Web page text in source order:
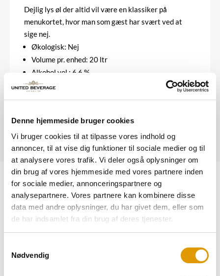
Denne hjemmeside bruger cookies
Vi bruger cookies til at tilpasse vores indhold og
annoncer, til at vise dig funktioner til sociale medier og til
at analysere vores trafik. Vi deler også oplysninger om
din brug af vores hjemmeside med vores partnere inden
for sociale medier, annonceringspartnere og
analysepartnere. Vores partnere kan kombinere disse
data med andre oplysninger, du har givet dem, eller som
de har indsamlet fra din brug af deres tjenester.
Nødvendig
Dejlig lys øl der altid vil være en klassiker på
menukortet, hvor man som gæst har svært ved at
sige nej.
Økologisk: Nej
Volume pr. enhed: 20 ltr
Alkohol vol.: 6,6 %
Indeholder allergener: Ja
Kobling: (S-kobling)
HAR DU SPØRGSMÅL - KONTAKT OS!
Leffe Blonde er kendt for sin subtile elegance og unikke
karakter, og den vil uden tvivl fortrylle dine smagsløg med sin
forfriskende og fyldige smagsprofil.
Denne gyldne ale skiller sig ud med sin strålende farve og et
livligt, vedvarende skum, der pirrer sanserne allerede ved
Smagsprofil:
Smag en harmonisk sammensætning af let